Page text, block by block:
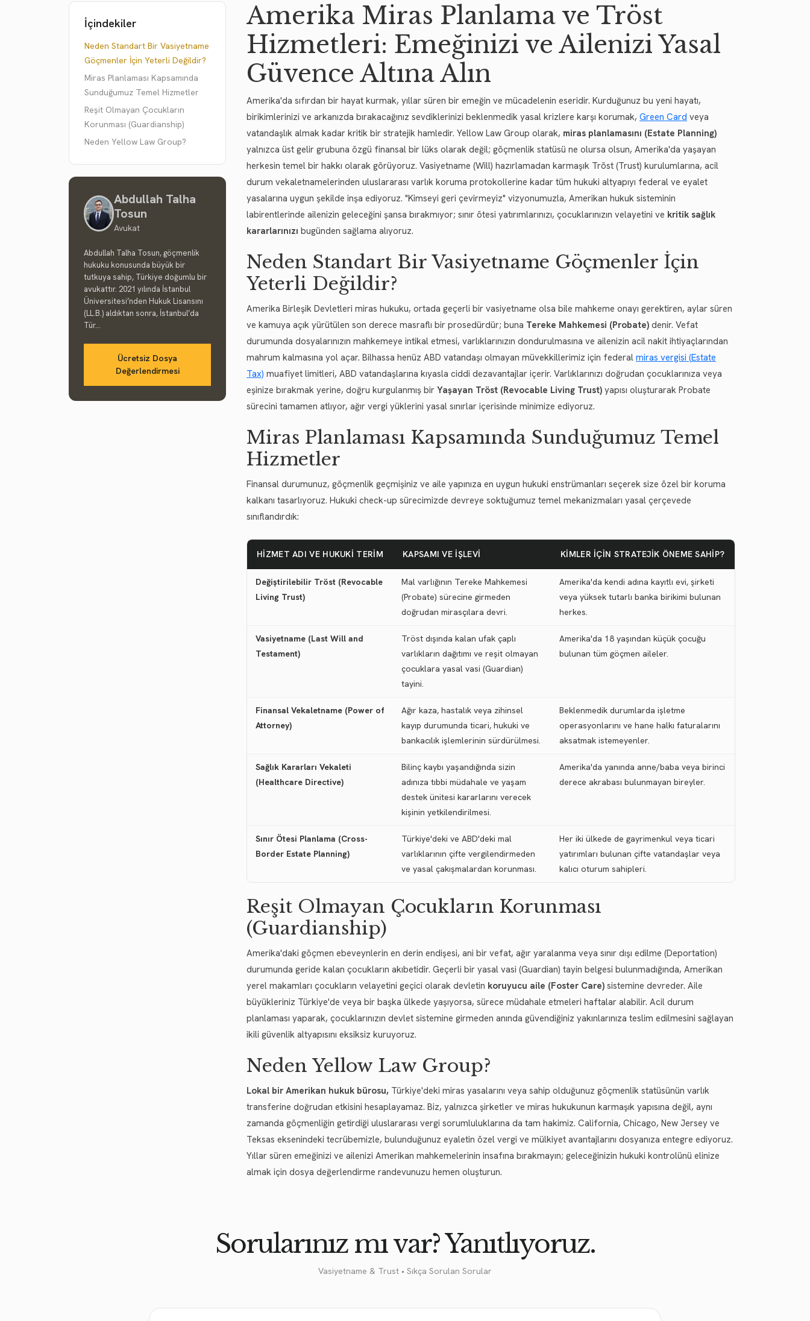
İçindekiler
Neden Standart Bir Vasiyetname
Göçmenler İçin Yeterli Değildir?
Miras Planlaması Kapsamında
Sunduğumuz Temel Hizmetler
Reşit Olmayan Çocukların
Korunması (Guardianship)
Neden Yellow Law Group?
Abdullah Talha
Tosun
Avukat
Abdullah Talha Tosun, göçmenlik
hukuku konusunda büyük bir
tutkuya sahip, Türkiye doğumlu bir
avukattır. 2021 yılında İstanbul
Üniversitesi’nden Hukuk Lisansını
(LL.B.) aldıktan sonra, İstanbul’da
Tür...
Ücretsiz Dosya
Değerlendirmesi
Amerika Miras Planlama ve Tröst
Hizmetleri: Emeğinizi ve Ailenizi Yasal
Güvence Altına Alın
Amerika'da sıfırdan bir hayat kurmak, yıllar süren bir emeğin ve mücadelenin eseridir. Kurduğunuz bu yeni hayatı,
birikimlerinizi ve arkanızda bırakacağınız sevdiklerinizi beklenmedik yasal krizlere karşı korumak, Green Card veya
vatandaşlık almak kadar kritik bir stratejik hamledir. Yellow Law Group olarak, miras planlamasını (Estate Planning)
yalnızca üst gelir grubuna özgü finansal bir lüks olarak değil; göçmenlik statüsü ne olursa olsun, Amerika'da yaşayan
herkesin temel bir hakkı olarak görüyoruz. Vasiyetname (Will) hazırlamadan karmaşık Tröst (Trust) kurulumlarına, acil
durum vekaletnamelerinden uluslararası varlık koruma protokollerine kadar tüm hukuki altyapıyı federal ve eyalet
yasalarına uygun şekilde inşa ediyoruz. "Kimseyi geri çevirmeyiz" vizyonumuzla, Amerikan hukuk sisteminin
labirentlerinde ailenizin geleceğini şansa bırakmıyor; sınır ötesi yatırımlarınızı, çocuklarınızın velayetini ve kritik sağlık
kararlarınızı bugünden sağlama alıyoruz.
Neden Standart Bir Vasiyetname Göçmenler İçin
Yeterli Değildir?
Amerika Birleşik Devletleri miras hukuku, ortada geçerli bir vasiyetname olsa bile mahkeme onayı gerektiren, aylar süren
ve kamuya açık yürütülen son derece masraflı bir prosedürdür; buna Tereke Mahkemesi (Probate) denir. Vefat
durumunda dosyalarınızın mahkemeye intikal etmesi, varlıklarınızın dondurulmasına ve ailenizin acil nakit ihtiyaçlarından
mahrum kalmasına yol açar. Bilhassa henüz ABD vatandaşı olmayan müvekkillerimiz için federal miras vergisi (Estate
Tax) muafiyet limitleri, ABD vatandaşlarına kıyasla ciddi dezavantajlar içerir. Varlıklarınızı doğrudan çocuklarınıza veya
eşinize bırakmak yerine, doğru kurgulanmış bir Yaşayan Tröst (Revocable Living Trust) yapısı oluşturarak Probate
sürecini tamamen atlıyor, ağır vergi yüklerini yasal sınırlar içerisinde minimize ediyoruz.
Miras Planlaması Kapsamında Sunduğumuz Temel
Hizmetler
Finansal durumunuz, göçmenlik geçmişiniz ve aile yapınıza en uygun hukuki enstrümanları seçerek size özel bir koruma
kalkanı tasarlıyoruz. Hukuki check-up sürecimizde devreye soktuğumuz temel mekanizmaları yasal çerçevede
sınıflandırdık:
HIZMET ADI VE HUKUKI TERIM KAPSAMI VE İŞLEVI KIMLER İÇIN STRATEJIK ÖNEME SAHIP?
Değiştirilebilir Tröst (Revocable
Living Trust)
Mal varlığının Tereke Mahkemesi
(Probate) sürecine girmeden
doğrudan mirasçılara devri.
Amerika'da kendi adına kayıtlı evi, şirketi
veya yüksek tutarlı banka birikimi bulunan
herkes.
Vasiyetname (Last Will and
Testament)
Tröst dışında kalan ufak çaplı
varlıkların dağıtımı ve reşit olmayan
çocuklara yasal vasi (Guardian)
tayini.
Amerika'da 18 yaşından küçük çocuğu
bulunan tüm göçmen aileler.
Finansal Vekaletname (Power of
Attorney)
Ağır kaza, hastalık veya zihinsel
kayıp durumunda ticari, hukuki ve
bankacılık işlemlerinin sürdürülmesi.
Beklenmedik durumlarda işletme
operasyonlarını ve hane halkı faturalarını
aksatmak istemeyenler.
Sağlık Kararları Vekaleti
(Healthcare Directive)
Bilinç kaybı yaşandığında sizin
adınıza tıbbi müdahale ve yaşam
destek ünitesi kararlarını verecek
kişinin yetkilendirilmesi.
Amerika'da yanında anne/baba veya birinci
derece akrabası bulunmayan bireyler.
Sınır Ötesi Planlama (Cross-
Border Estate Planning)
Türkiye'deki ve ABD'deki mal
varlıklarının çifte vergilendirmeden
ve yasal çakışmalardan korunması.
Her iki ülkede de gayrimenkul veya ticari
yatırımları bulunan çifte vatandaşlar veya
kalıcı oturum sahipleri.
Reşit Olmayan Çocukların Korunması
(Guardianship)
Amerika'daki göçmen ebeveynlerin en derin endişesi, ani bir vefat, ağır yaralanma veya sınır dışı edilme (Deportation)
durumunda geride kalan çocukların akıbetidir. Geçerli bir yasal vasi (Guardian) tayin belgesi bulunmadığında, Amerikan
yerel makamları çocukların velayetini geçici olarak devletin koruyucu aile (Foster Care) sistemine devreder. Aile
büyükleriniz Türkiye'de veya bir başka ülkede yaşıyorsa, sürece müdahale etmeleri haftalar alabilir. Acil durum
planlaması yaparak, çocuklarınızın devlet sistemine girmeden anında güvendiğiniz yakınlarınıza teslim edilmesini sağlayan
ikili güvenlik altyapısını eksiksiz kuruyoruz.
Neden Yellow Law Group?
Lokal bir Amerikan hukuk bürosu, Türkiye'deki miras yasalarını veya sahip olduğunuz göçmenlik statüsünün varlık
transferine doğrudan etkisini hesaplayamaz. Biz, yalnızca şirketler ve miras hukukunun karmaşık yapısına değil, aynı
zamanda göçmenliğin getirdiği uluslararası vergi sorumluluklarına da tam hakimiz. California, Chicago, New Jersey ve
Teksas eksenindeki tecrübemizle, bulunduğunuz eyaletin özel vergi ve mülkiyet avantajlarını dosyanıza entegre ediyoruz.
Yıllar süren emeğinizi ve ailenizi Amerikan mahkemelerinin insafına bırakmayın; geleceğinizin hukuki kontrolünü elinize
almak için dosya değerlendirme randevunuzu hemen oluşturun.
Sorularınız mı var? Yanıtlıyoruz.
Vasiyetname & Trust • Sıkça Sorulan Sorular